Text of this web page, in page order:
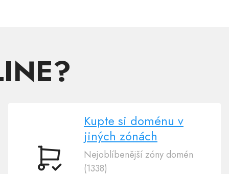
Kupte
Kupte si doménu v
jiných zónách
Nejoblíbenější zóny domén
(1338)